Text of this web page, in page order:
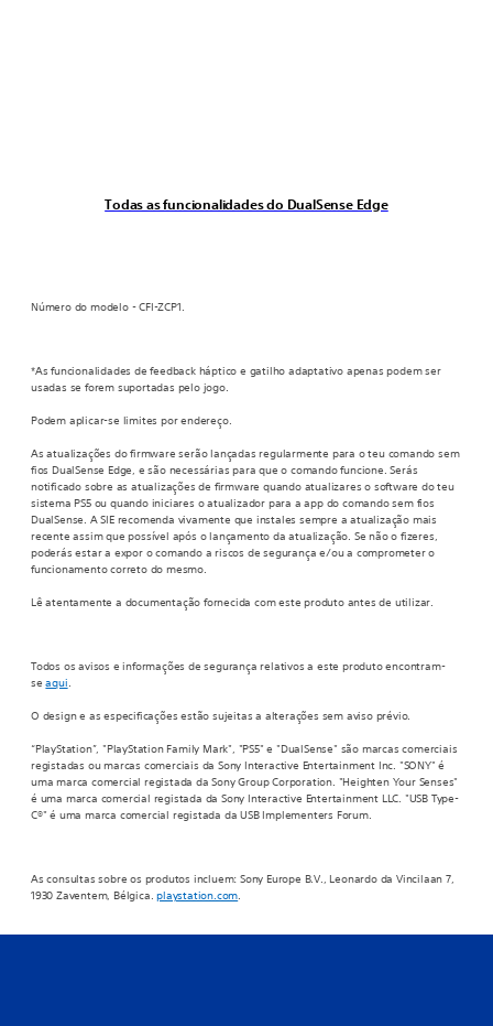
Todas as funcionalidades do DualSense Edge
Número do modelo - CFI-ZCP1.
*As funcionalidades de feedback háptico e gatilho adaptativo apenas podem ser
usadas se forem suportadas pelo jogo.
Podem aplicar-se limites por endereço.
As atualizações do firmware serão lançadas regularmente para o teu comando sem
fios DualSense Edge, e são necessárias para que o comando funcione. Serás
notificado sobre as atualizações de firmware quando atualizares o software do teu
sistema PS5 ou quando iniciares o atualizador para a app do comando sem fios
DualSense. A SIE recomenda vivamente que instales sempre a atualização mais
recente assim que possível após o lançamento da atualização. Se não o fizeres,
poderás estar a expor o comando a riscos de segurança e/ou a comprometer o
funcionamento correto do mesmo.
Lê atentamente a documentação fornecida com este produto antes de utilizar.
Todos os avisos e informações de segurança relativos a este produto encontram-
seaqui.
O design e as especificações estão sujeitas a alterações sem aviso prévio.
“PlayStation”, "PlayStation Family Mark", "PS5" e "DualSense" são marcas comerciais
registadas ou marcas comerciais da Sony Interactive Entertainment Inc. "SONY" é
uma marca comercial registada da Sony Group Corporation. "Heighten Your Senses"
é uma marca comercial registada da Sony Interactive Entertainment LLC. "USB Type-
C®" é uma marca comercial registada da USB Implementers Forum.
As consultas sobre os produtos incluem: Sony Europe B.V., Leonardo da Vincilaan 7,
1930 Zaventem, Bélgica.playstation.com.